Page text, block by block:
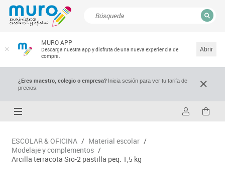
MURO APP
Descarga nuestra app y disfruta de una nueva experiencia de
compra.
Abrir
¿Eres maestro, colegio o empresa?Inicia sesión para ver tu tarifa de
precios.
ESCOLAR & OFICINA / Material escolar /
Modelaje y complementos /
Arcilla terracota Sio-2 pastilla peq. 1,5 kg